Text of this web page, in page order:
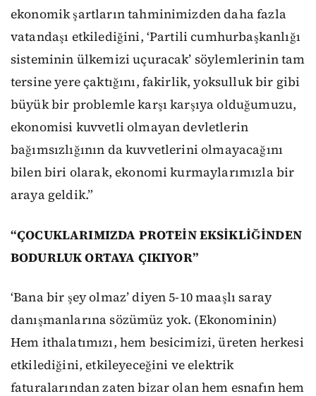
ekonomik şartların tahminimizden daha fazla
vatandaşı etkilediğini, ‘Partili cumhurbaşkanlığı
sisteminin ülkemizi uçuracak’ söylemlerinin tam
tersine yere çaktığını, fakirlik, yoksulluk bir gibi
büyük bir problemle karşı karşıya olduğumuzu,
ekonomisi kuvvetli olmayan devletlerin
bağımsızlığının da kuvvetlerini olmayacağını
bilen biri olarak, ekonomi kurmaylarımızla bir
araya geldik.”
“ÇOCUKLARIMIZDA PROTEİN EKSİKLİĞİNDEN
BODURLUK ORTAYA ÇIKIYOR”
‘Bana bir şey olmaz’ diyen 5-10 maaşlı saray
danışmanlarına sözümüz yok. (Ekonominin)
Hem ithalatımızı, hem besicimizi, üreten herkesi
etkilediğini, etkileyeceğini ve elektrik
faturalarından zaten bizar olan hem esnafın hem